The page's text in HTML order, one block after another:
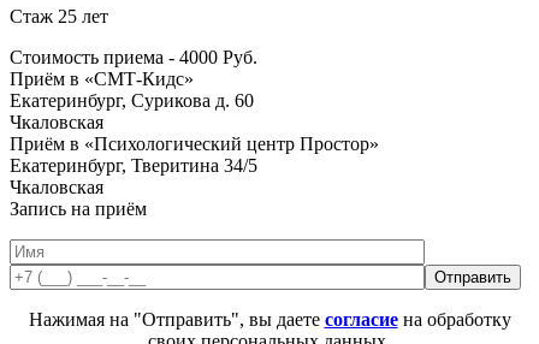
Стаж 25 лет
Стоимость приема - 4000 Руб.
Приём в «СМТ-Кидс»
Екатеринбург, Сурикова д. 60
Чкаловская
Приём в «Психологический центр Простор»
Екатеринбург, Тверитина 34/5
Чкаловская
Запись на приём
Нажимая на "Отправить", вы даете согласиена обработку